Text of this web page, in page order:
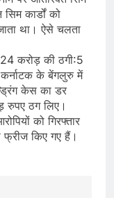
कार्डों को
था। ऐसे चलता
करोड़ की ठगी:5
कर्नाटक के बेंगलुरु में
केस का डर
रुपए ठग लिए।
को गिरफ्तार
किए गए हैं।